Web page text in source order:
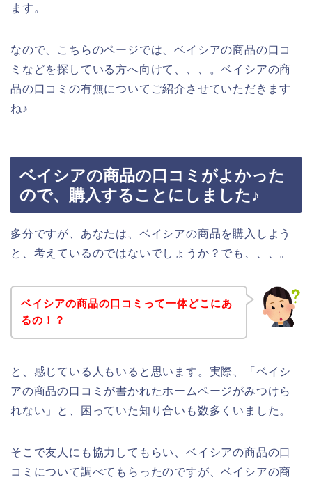
ます。
なので、こちらのページでは、ベイシアの商品の口コ
ミなどを探している方へ向けて、、、。ベイシアの商
品の口コミの有無についてご紹介させていただきます
ね♪
ベイシアの商品の口コミがよかった
ので、購入することにしました♪
多分ですが、あなたは、ベイシアの商品を購入しよう
と、考えているのではないでしょうか？でも、、、。
ベイシアの商品の口コミって一体どこにあ
るの！？
と、感じている人もいると思います。実際、「ベイシ
アの商品の口コミが書かれたホームページがみつけら
れない」と、困っていた知り合いも数多くいました。
そこで友人にも協力してもらい、ベイシアの商品の口
コミについて調べてもらったのですが、ベイシアの商